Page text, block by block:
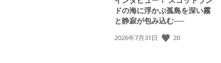
ドの海に浮かぶ孤島を深い霧
と静寂が包み込む──
公
2026年7月31日 20